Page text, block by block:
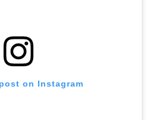
on Instagram